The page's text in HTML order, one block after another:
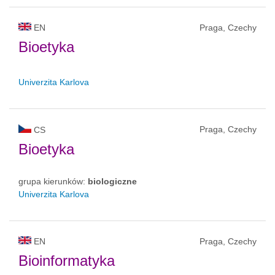
EN Praga, Czechy
Bioetyka
Univerzita Karlova
CS Praga, Czechy
Bioetyka
grupa kierunków: biologiczne
Univerzita Karlova
EN Praga, Czechy
Bioinformatyka